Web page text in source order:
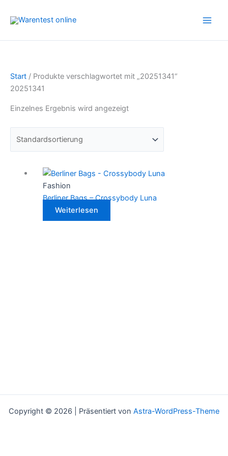
Inhalt
Start / Produkte verschlagwortet mit „20251341“
20251341
Einzelnes Ergebnis wird angezeigt
Fashion
Berliner Bags – Crossybody Luna
Weiterlesen
Copyright © 2026 | Präsentiert von Astra-WordPress-Theme